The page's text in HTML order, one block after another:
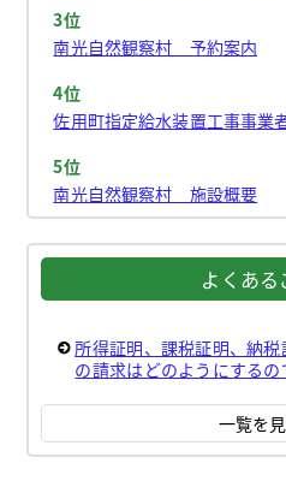
3位
南光自然観察村 予約案内
4位
佐用町指定給水装置工事事業
5位
南光自然観察村 施設概要
よくある
所得証明、課税証明、納
の請求はどのようにするの
一覧を